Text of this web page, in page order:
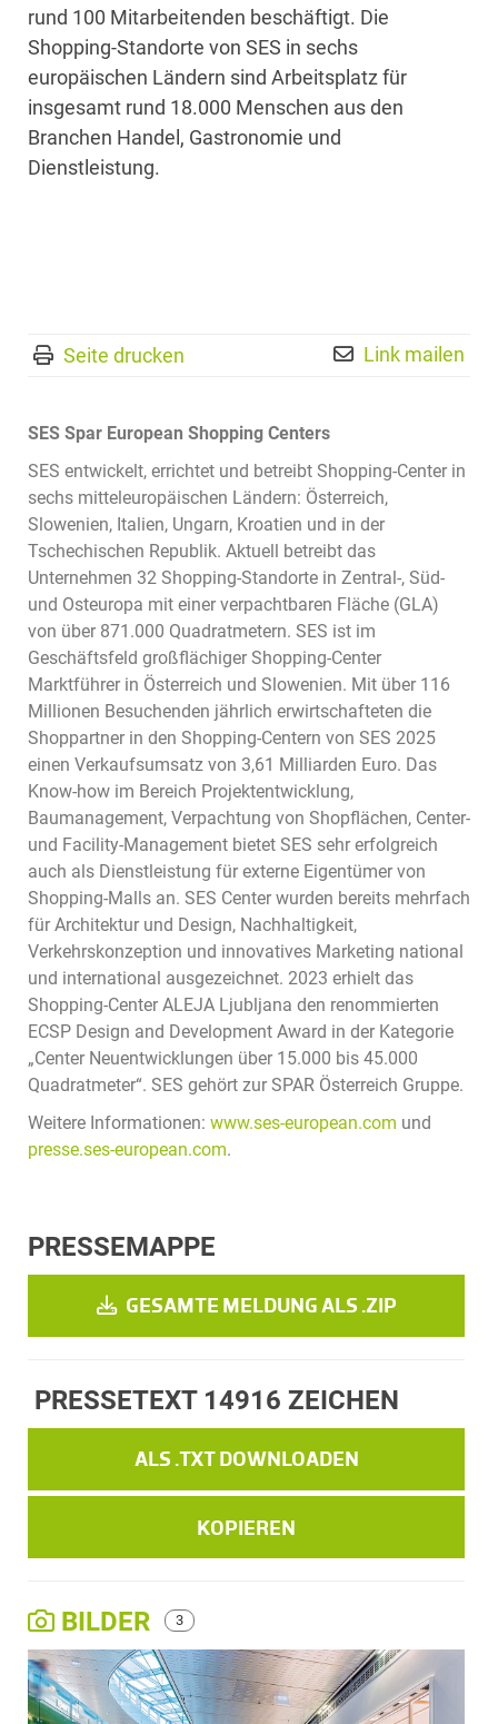
rund 100 Mitarbeitenden beschäftigt. Die
Shopping-Standorte von SES in sechs
europäischen Ländern sind Arbeitsplatz für
insgesamt rund 18.000 Menschen aus den
Branchen Handel, Gastronomie und
Dienstleistung.
Seite drucken Link mailen
SES Spar European Shopping Centers
SES entwickelt, errichtet und betreibt Shopping-Center in
sechs mitteleuropäischen Ländern: Österreich,
Slowenien, Italien, Ungarn, Kroatien und in der
Tschechischen Republik. Aktuell betreibt das
Unternehmen 32 Shopping-Standorte in Zentral-, Süd-
und Osteuropa mit einer verpachtbaren Fläche (GLA)
von über 871.000 Quadratmetern. SES ist im
Geschäftsfeld großflächiger Shopping-Center
Marktführer in Österreich und Slowenien. Mit über 116
Millionen Besuchenden jährlich erwirtschafteten die
Shoppartner in den Shopping-Centern von SES 2025
einen Verkaufsumsatz von 3,61 Milliarden Euro. Das
Know-how im Bereich Projektentwicklung,
Baumanagement, Verpachtung von Shopflächen, Center-
und Facility-Management bietet SES sehr erfolgreich
auch als Dienstleistung für externe Eigentümer von
Shopping-Malls an. SES Center wurden bereits mehrfach
für Architektur und Design, Nachhaltigkeit,
Verkehrskonzeption und innovatives Marketing national
und international ausgezeichnet. 2023 erhielt das
Shopping-Center ALEJA Ljubljana den renommierten
ECSP Design and Development Award in der Kategorie
„Center Neuentwicklungen über 15.000 bis 45.000
Quadratmeter“. SES gehört zur SPAR Österreich Gruppe.
Weitere Informationen: www.ses-european.com und
presse.ses-european.com.
PRESSEMAPPE
GESAMTE MELDUNG ALS .ZIP
PRESSETEXT 14916 ZEICHEN
ALS .TXT DOWNLOADEN
KOPIEREN
BILDER 3